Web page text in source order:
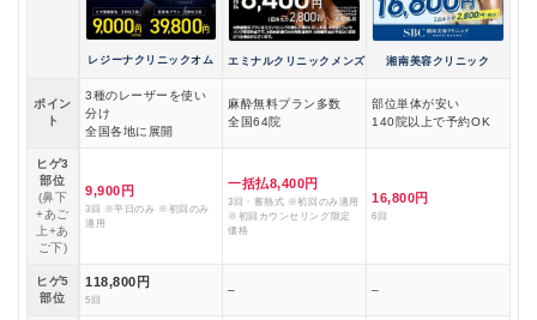
レジーナクリニックオム エミナルクリニックメンズ 湘南美容クリニック
ポイン
ト
3種のレーザーを使い
分け
全国各地に展開
麻酔無料プラン多数
全国64院
部位単体が安い
140院以上で予約OK
ヒゲ3
部位
(鼻下
+あご
上+あ
ご下)
9,900円
3回 ※平日のみ ※初回のみ
適用
一括払8,400円
3回・蓄熱式 ※初回のみ適用
※初回カウンセリング限定
価格
16,800円
6回
ヒゲ5
部位
118,800円
5回
– –